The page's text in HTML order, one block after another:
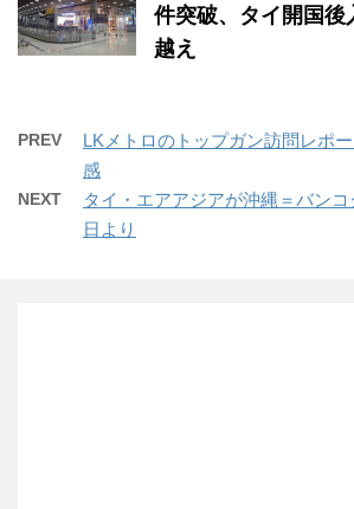
件突破、タイ開国後
越え
PREV
LKメトロのトップガン訪問レポ
感
NEXT
タイ・エアアジアが沖縄＝バン
日より